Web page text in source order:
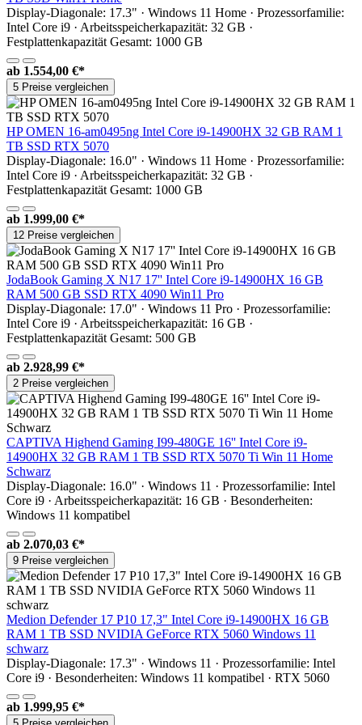
Display-Diagonale: 17.3" · Windows 11 Home · Prozessorfamilie:
Intel Core i9 · Arbeitsspeicherkapazität: 32 GB ·
Festplattenkapazität Gesamt: 1000 GB
ab 1.554,00 €*
5 Preise vergleichen
HP OMEN 16-am0495ng Intel Core i9-14900HX 32 GB RAM 1
TB SSD RTX 5070
Display-Diagonale: 16.0" · Windows 11 Home · Prozessorfamilie:
Intel Core i9 · Arbeitsspeicherkapazität: 32 GB ·
Festplattenkapazität Gesamt: 1000 GB
ab 1.999,00 €*
12 Preise vergleichen
JodaBook Gaming X N17 17'' Intel Core i9-14900HX 16 GB
RAM 500 GB SSD RTX 4090 Win11 Pro
Display-Diagonale: 17.0" · Windows 11 Pro · Prozessorfamilie:
Intel Core i9 · Arbeitsspeicherkapazität: 16 GB ·
Festplattenkapazität Gesamt: 500 GB
ab 2.928,99 €*
2 Preise vergleichen
CAPTIVA Highend Gaming I99-480GE 16'' Intel Core i9-
14900HX 32 GB RAM 1 TB SSD RTX 5070 Ti Win 11 Home
Schwarz
Display-Diagonale: 16.0" · Windows 11 · Prozessorfamilie: Intel
Core i9 · Arbeitsspeicherkapazität: 16 GB · Besonderheiten:
Windows 11 kompatibel
ab 2.070,03 €*
9 Preise vergleichen
Medion Defender 17 P10 17,3" Intel Core i9-14900HX 16 GB
RAM 1 TB SSD NVIDIA GeForce RTX 5060 Windows 11
schwarz
Display-Diagonale: 17.3" · Windows 11 · Prozessorfamilie: Intel
Core i9 · Besonderheiten: Windows 11 kompatibel · RTX 5060
ab 1.999,95 €*